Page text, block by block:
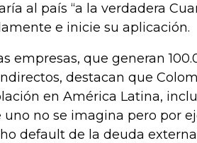
al país “a la verdadera
e inicie su aplicación.
empresas, que generan
destacan que
en América Latina,
uno no se imagina pero por
default de la deuda